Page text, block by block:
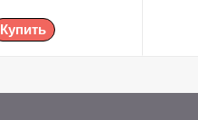
Купить